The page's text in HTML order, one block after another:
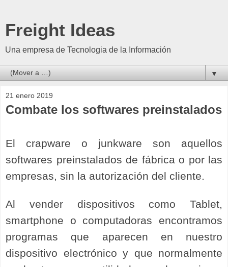
Freight Ideas
Una empresa de Tecnologia de la Información
▼
21 enero 2019
Combate los softwares preinstalados
El crapware o junkware son aquellos
softwares preinstalados de fábrica o por las
empresas, sin la autorización del cliente.
Al vender dispositivos como Tablet,
smartphone o computadoras encontramos
programas que aparecen en nuestro
dispositivo electrónico y que normalmente